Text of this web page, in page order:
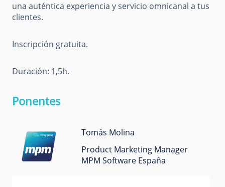
una auténtica experiencia y servicio omnicanal a tus
clientes.
Inscripción gratuita.
Duración: 1,5h.
Ponentes
Tomás Molina
Product Marketing Manager
MPM Software España